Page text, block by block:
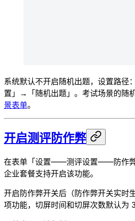
系统默认不开启随机出题，设置路径
置」→「随机出题」。考试场景的随
景表单。
开启测评防作弊
在表单「设置——测评设置——防作
企业套餐支持开启该功能。
开启防作弊开关后（防作弊开关实时
项功能，切屏时间和切屏次数默认为 3